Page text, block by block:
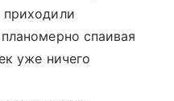
спаивая
уже ничего